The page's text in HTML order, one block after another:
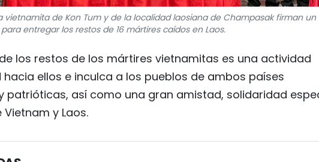
vietnamita de Kon Tum y de la localidad laosiana de Champasak firman un
entregar los restos de 16 mártires caídos en Laos.
los restos de los mártires vietnamitas es una actividad
ellos e inculca a los pueblos de ambos países
patrióticas, así como una gran amistad, solidaridad
y Laos.